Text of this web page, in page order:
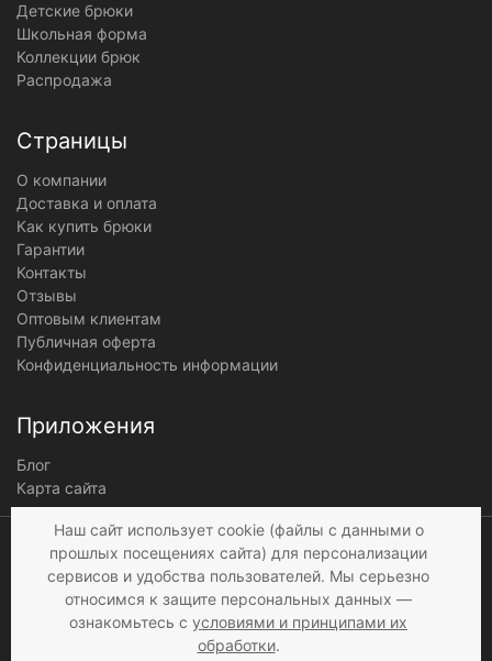
Детские брюки
Школьная форма
Коллекции брюк
Распродажа
Страницы
О компании
Доставка и оплата
Как купить брюки
Гарантии
Контакты
Отзывы
Оптовым клиентам
Публичная оферта
Конфиденциальность информации
Приложения
Блог
Карта сайта
© 1997 - 2026 «Мир брюк»
Мы получаем и
обрабатываем
персональные данные
посетителей нашего сайта в
соответствии сусловиями
а также c
Наш сайт использует cookie (файлы с данными о
прошлых посещениях сайта) для персонализации
сервисов и удобства пользователей. Мы серьезно
относимся к защите персональных данных —
ознакомьтесь с условиями и принципами их
обработки.